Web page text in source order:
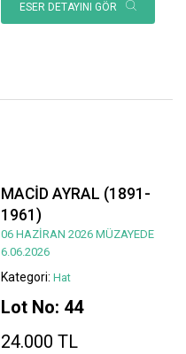
ESER DETAYINI GÖR
MACİD AYRAL (1891-
1961)
06 HAZİRAN 2026 MÜZAYEDE
6.06.2026
Kategori: Hat
Lot No: 44
24.000 TL